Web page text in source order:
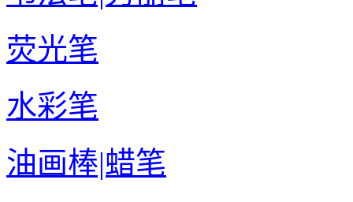
荧光笔
水彩笔
油画棒|蜡笔